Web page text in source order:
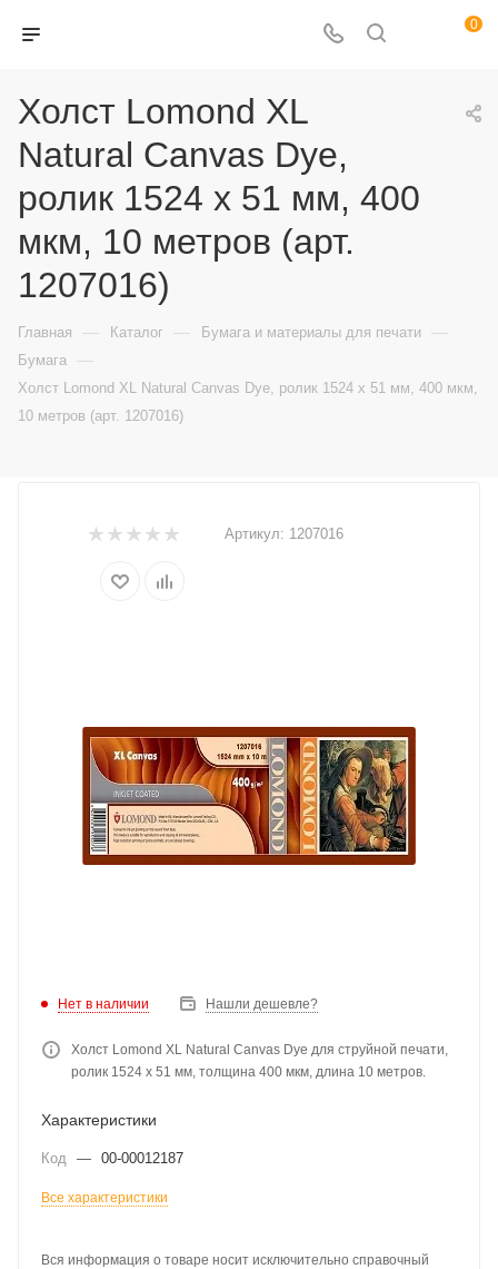
0
Холст Lomond XL
Natural Canvas Dye,
ролик 1524 x 51 мм, 400
мкм, 10 метров (арт.
1207016)
Главная — Каталог — Бумага и материалы для печати —
Бумага —
Холст Lomond XL Natural Canvas Dye, ролик 1524 x 51 мм, 400 мкм,
10 метров (арт. 1207016)
Артикул: 1207016
Нет в наличии Нашли дешевле?
Холст Lomond XL Natural Canvas Dye для струйной печати,
ролик 1524 x 51 мм, толщина 400 мкм, длина 10 метров.
Характеристики
Код — 00-00012187
Все характеристики
Вся информация о товаре носит исключительно справочный